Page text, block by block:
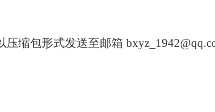
压缩包形式发送至邮箱